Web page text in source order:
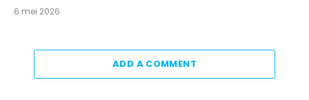
6 mei 2026
ADD A COMMENT